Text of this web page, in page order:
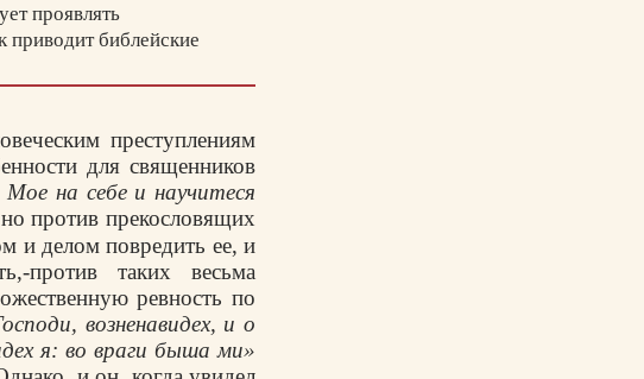
проявлять
библейские
с ним в огонь и
противостоять
и тем самым охранять
преступлениям
для священников
Мое на себе и научитеся
против прекословящих
и делом повредить ее, и
против таких весьма
ревность по
возненавидех, и о
я: во враги быша ми»